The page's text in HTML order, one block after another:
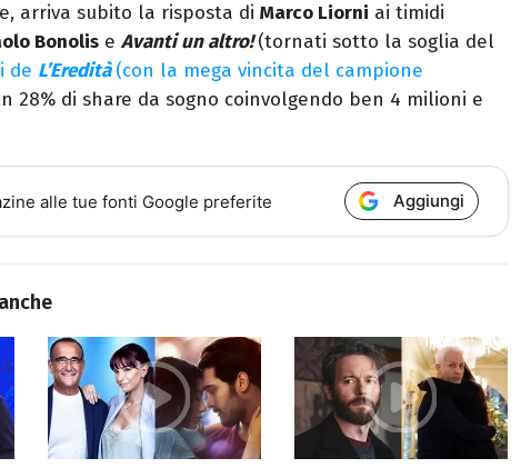
arriva subito la risposta di Marco Liorni ai timidi
Bonolis e Avanti un altro! (tornati sotto la soglia del
de L’Eredità(con la mega vincita del campione
28% di share da sogno coinvolgendo ben 4 milioni e
alle tue fonti Google preferite Aggiungi